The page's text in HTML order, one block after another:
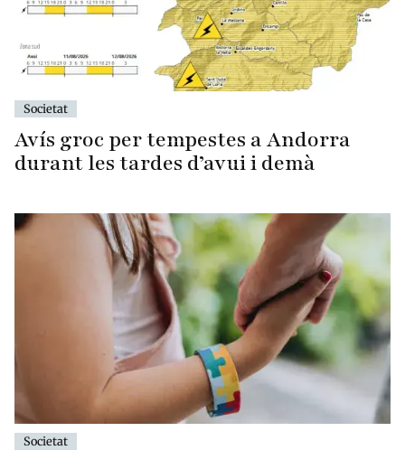
Societat
Avís groc per tempestes a Andorra
durant les tardes d’avui i demà
Societat